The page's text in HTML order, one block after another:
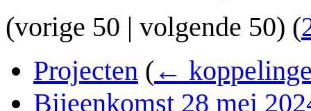
(vorige 50 | volgende 50) (
Projecten ( ←
Bijeenkomst 28 mei